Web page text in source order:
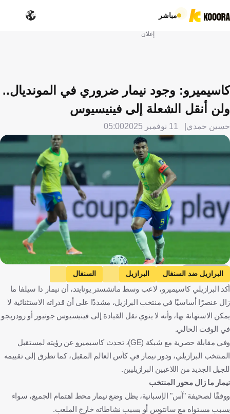
مباشر
إعلان
كاسيميرو: وجود نيمار ضروري في المونديال..
ولن أنقل الشعلة إلى فينيسيوس
حسين حمدي 11 نوفمبر 2025 05:00
Getty Images
البرازيل ضد السنغال البرازيل
السنغال
المباريات الودية
فينيسيوس جونيور رودريجو جوس
نيمار
كارلو أنشيلوتي
كاسيميرو البرازيل السنغال
إيطاليا
كرة قدم
أكد البرازيلي كاسيميرو، لاعب وسط مانشستر يونايتد، أن نيمار دا سيلفا ما
زال عنصرًا أساسيًا في منتخب البرازيل، مشددًا على أن قدراته الاستثنائية لا
يمكن الاستهانة بها، وأنه لا ينوي نقل القيادة إلى فينيسيوس جونيور أو رودريجو
في الوقت الحالي.
وفي مقابلة حصرية مع شبكة (GE)، تحدث كاسيميرو عن رؤيته لمستقبل
المنتخب البرازيلي، ودور نيمار في كأس العالم المقبل، كما تطرق إلى تقييمه
للجيل الجديد من اللاعبين البرازيليين.
نيمار ما زال محور المنتخب
ووفقًا لصحيفة "آس" الإسبانية، يظل وضع نيمار محط اهتمام الجميع، سواء
بسبب مستواه مع سانتوس أو بسبب نشاطاته خارج الملعب.